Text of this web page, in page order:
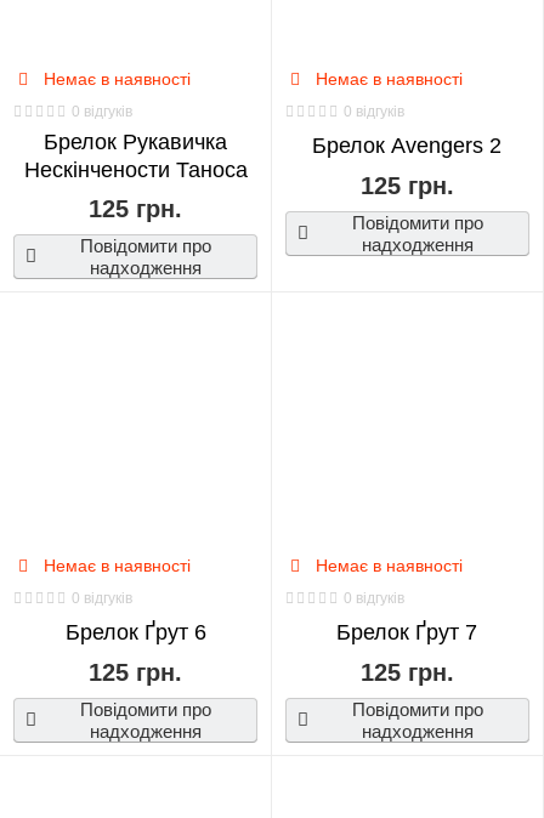
Немає в наявності
0 відгуків
Брелок Рукавичка
Нескінчености Таноса
125 грн.
Повідомити про
надходження
Немає в наявності
0 відгуків
Брелок Avengers 2
125 грн.
Повідомити про
надходження
Немає в наявності
0 відгуків
Брелок Ґрут 6
125 грн.
Повідомити про
надходження
Немає в наявності
0 відгуків
Брелок Ґрут 7
125 грн.
Повідомити про
надходження